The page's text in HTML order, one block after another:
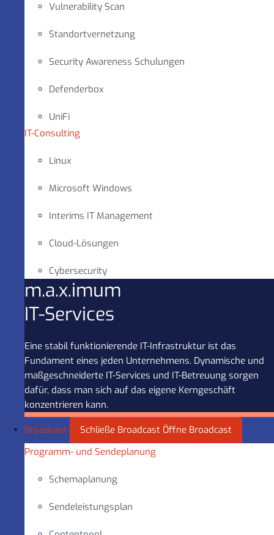
Vulnerability Scan
Standortvernetzung
Security Awareness Schulungen
Defenderbox
UniFi
IT-Consulting
Linux
Microsoft Windows
Interims IT Management
Cloud-Lösungen
Cybersecurity
m.a.x.imum
IT-Services
Eine stabil funktionierende IT-Infrastruktur ist das
Fundament eines jeden Unternehmens. Dynamische und
maßgeschneiderte IT-Services und IT-Betreuung sorgen
dafür, dass man sich auf das eigene Kerngeschäft
konzentrieren kann.
Broadcast Schließe Broadcast Öffne Broadcast
Programm- und Sendeplanung
Schemaplanung
Sendeleistungsplan